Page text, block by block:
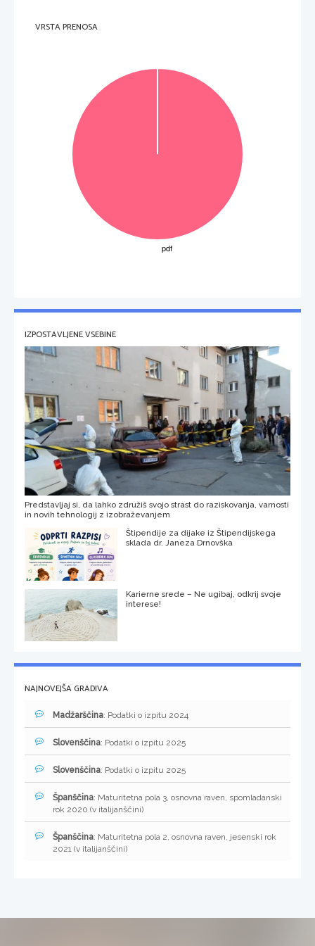
VRSTA PRENOSA
IZPOSTAVLJENE VSEBINE
Predstavljaj si, da lahko združiš svojo strast do raziskovanja, varnosti
in novih tehnologij z izobraževanjem
Štipendije za dijake iz Štipendijskega
sklada dr. Janeza Drnovška
Karierne srede – Ne ugibaj, odkrij svoje
interese!
NAJNOVEJŠA GRADIVA
Madžarščina: Podatki o izpitu 2024
Slovenščina: Podatki o izpitu 2025
Slovenščina: Podatki o izpitu 2025
Španščina: Maturitetna pola 3, osnovna raven, spomladanski
rok 2020 (v italijanščini)
Španščina: Maturitetna pola 2, osnovna raven, jesenski rok
2021 (v italijanščini)